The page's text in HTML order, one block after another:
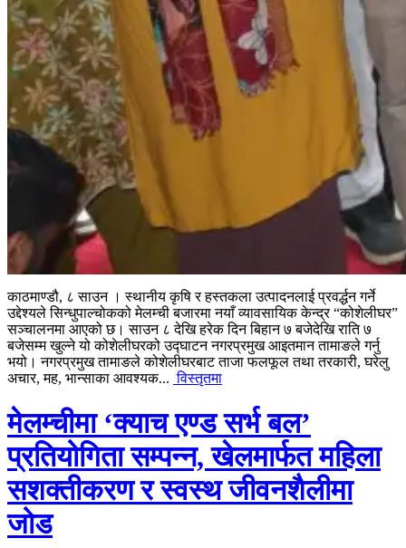
काठमाण्डौ, ८ साउन । स्थानीय कृषि र हस्तकला उत्पादनलाई प्रवर्द्धन गर्ने
उद्देश्यले सिन्धुपाल्चोकको मेलम्ची बजारमा नयाँ व्यावसायिक केन्द्र “कोशेलीघर”
सञ्चालनमा आएको छ। साउन ८ देखि हरेक दिन बिहान ७ बजेदेखि राति ७
बजेसम्म खुल्ने यो कोशेलीघरको उद्घाटन नगरप्रमुख आइतमान तामाङले गर्नु
भयो। नगरप्रमुख तामाङले कोशेलीघरबाट ताजा फलफूल तथा तरकारी, घरेलु
अचार, मह, भान्साका आवश्यक... विस्तृतमा
मेलम्चीमा ‘क्याच एण्ड सर्भ बल’
प्रतियोगिता सम्पन्न, खेलमार्फत महिला
सशक्तीकरण र स्वस्थ जीवनशैलीमा
जोड